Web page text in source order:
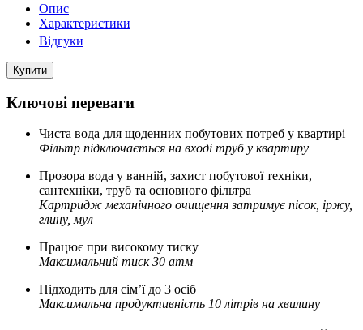
Опис
Характеристики
Відгуки
Купити
Ключові переваги
Чиста вода для щоденних побутових потреб у квартирі
Фільтр підключається на вході труб у квартиру
Прозора вода у ванній, захист побутової техніки,
сантехніки, труб та основного фільтра
Картридж механічного очищення затримує пісок, іржу,
глину, мул
Працює при високому тиску
Максимальний тиск 30 атм
Підходить для сім’ї до 3 осіб
Максимальна продуктивність 10 літрів на хвилину